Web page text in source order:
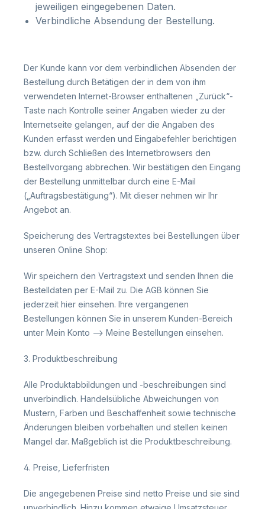
jeweiligen eingegebenen Daten.
Verbindliche Absendung der Bestellung.
Der Kunde kann vor dem verbindlichen Absenden der
Bestellung durch Betätigen der in dem von ihm
verwendeten Internet-Browser enthaltenen „Zurück“-
Taste nach Kontrolle seiner Angaben wieder zu der
Internetseite gelangen, auf der die Angaben des
Kunden erfasst werden und Eingabefehler berichtigen
bzw. durch Schließen des Internetbrowsers den
Bestellvorgang abbrechen. Wir bestätigen den Eingang
der Bestellung unmittelbar durch eine E-Mail
(„Auftragsbestätigung“). Mit dieser nehmen wir Ihr
Angebot an.
Speicherung des Vertragstextes bei Bestellungen über
unseren Online Shop:
Wir speichern den Vertragstext und senden Ihnen die
Bestelldaten per E-Mail zu. Die AGB können Sie
jederzeit hier einsehen. Ihre vergangenen
Bestellungen können Sie in unserem Kunden-Bereich
unter Mein Konto --> Meine Bestellungen einsehen.
3. Produktbeschreibung
Alle Produktabbildungen und -beschreibungen sind
unverbindlich. Handelsübliche Abweichungen von
Mustern, Farben und Beschaffenheit sowie technische
Änderungen bleiben vorbehalten und stellen keinen
Mangel dar. Maßgeblich ist die Produktbeschreibung.
4. Preise, Lieferfristen
Die angegebenen Preise sind netto Preise und sie sind